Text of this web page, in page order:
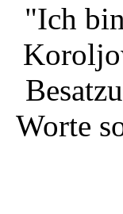
"Ich
Worte